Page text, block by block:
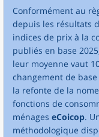
Conformément au
depuis les résultats
indices de prix à la
publiés en base
leur moyenne vaut
changement de base
la refonte de la
fonctions de
ménages eCoicop.
méthodologique